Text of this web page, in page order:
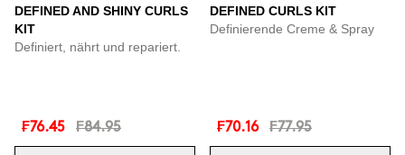
DEFINED AND SHINY CURLS
KIT
Definiert, nährt und repariert.
₣76.45 ₣84.95
DEFINED CURLS KIT
Definierende Creme & Spray
₣70.16 ₣77.95